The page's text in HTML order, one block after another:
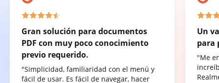
Gran solución para documentos
PDF con muy poco conocimiento
previo requerido.
"Simplicidad, familiaridad con el menú y
fácil de usar. Es fácil de navegar, hacer
Un
para
"Me